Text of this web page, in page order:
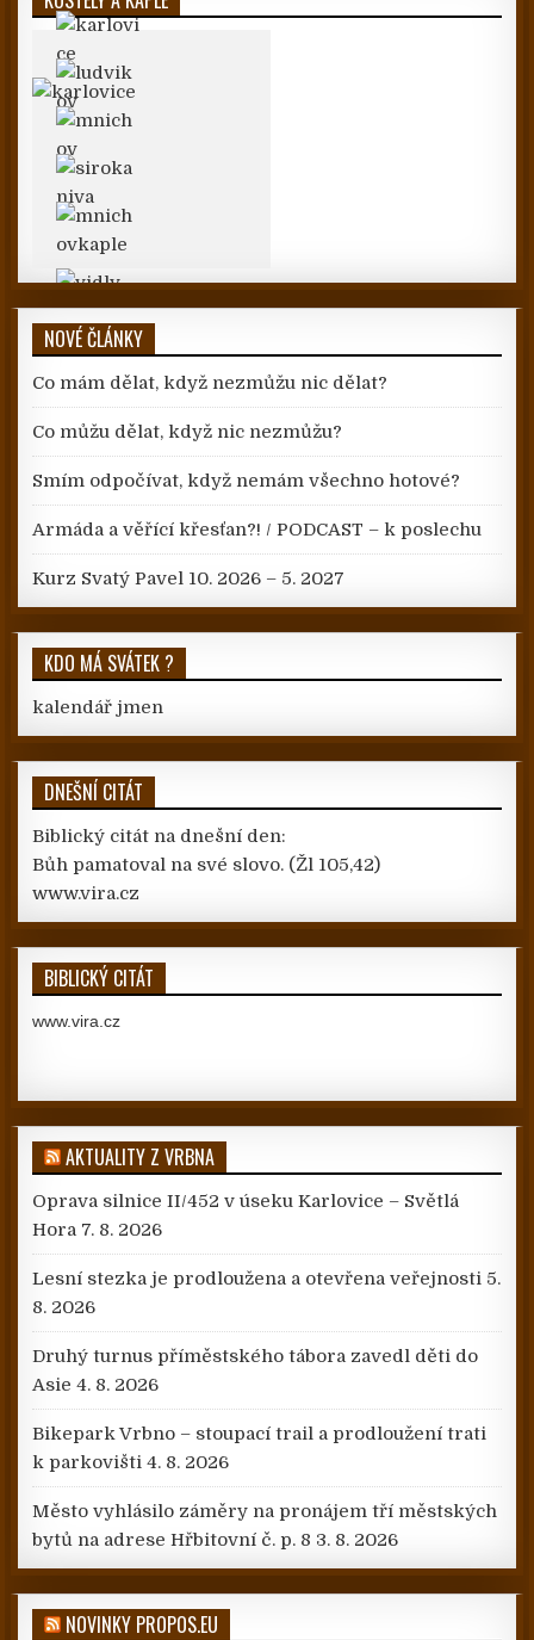
NOVÉ ČLÁNKY
Co mám dělat, když nezmůžu nic dělat?
Co můžu dělat, když nic nezmůžu?
Smím odpočívat, když nemám všechno hotové?
Armáda a věřící křesťan?! / PODCAST – k poslechu
Kurz Svatý Pavel 10. 2026 – 5. 2027
KDO MÁ SVÁTEK ?
kalendář jmen
DNEŠNÍ CITÁT
Biblický citát na dnešní den:
Bůh pamatoval na své slovo. (Žl 105,42)
www.vira.cz
BIBLICKÝ CITÁT
www.vira.cz
AKTUALITY Z VRBNA
Oprava silnice II/452 v úseku Karlovice – Světlá
Hora 7. 8. 2026
Lesní stezka je prodloužena a otevřena veřejnosti 5.
8. 2026
Druhý turnus příměstského tábora zavedl děti do
Asie 4. 8. 2026
Bikepark Vrbno – stoupací trail a prodloužení trati
k parkovišti 4. 8. 2026
Město vyhlásilo záměry na pronájem tří městských
bytů na adrese Hřbitovní č. p. 8 3. 8. 2026
NOVINKY PROPOS.EU